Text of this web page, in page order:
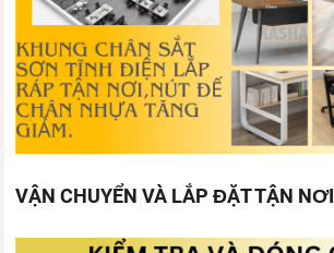
VẬN CHUYỂN VÀ LẮP ĐẶT TẬN NƠI